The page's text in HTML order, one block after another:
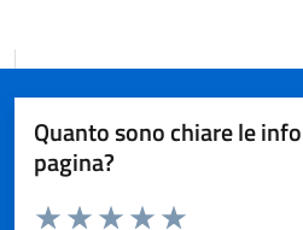
Quanto sono chiare le
pagina?
Valuta da 1 a 5 stelle la pagina